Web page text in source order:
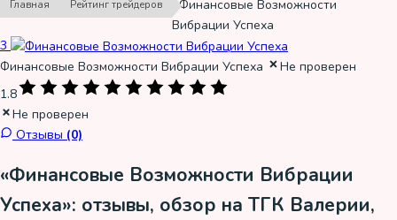
Главная Рейтинг трейдеров ›Финансовые Возможности
Вибрации Успеха
3
Финансовые Возможности Вибрации Успеха
Не проверен
1.8
Не проверен
Отзывы (0)
«Финансовые Возможности Вибрации
Успеха»: отзывы, обзор на ТГК Валерии,